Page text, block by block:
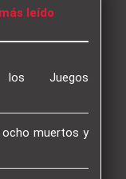
leído
los Juegos
ocho muertos y